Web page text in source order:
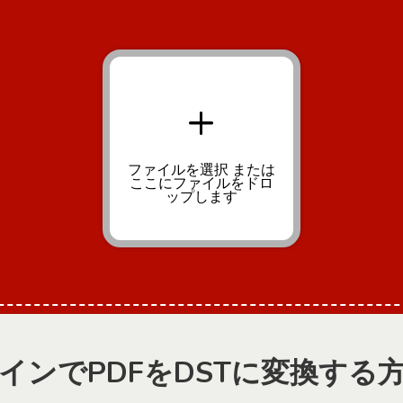
+
ファイルを選択 または
ここにファイルをドロ
ップします
ンでPDFをDSTに変換する